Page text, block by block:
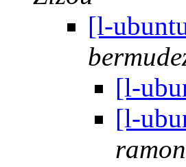
[l-
[l-
[l-